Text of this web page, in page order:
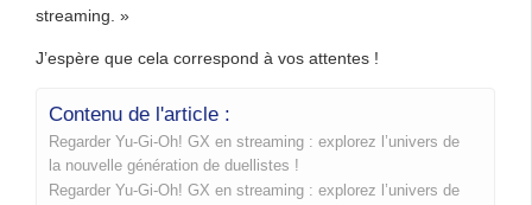
streaming. »
J’espère que cela correspond à vos attentes !
Contenu de l'article :
Regarder Yu-Gi-Oh! GX en streaming : explorez l’univers de
la nouvelle génération de duellistes !
Regarder Yu-Gi-Oh! GX en streaming : explorez l’univers de